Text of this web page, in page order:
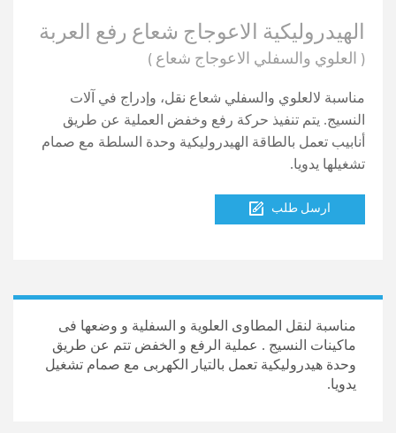
الهيدروليكية الاعوجاج شعاع رفع العربة
( العلوي والسفلي الاعوجاج شعاع )
مناسبة لالعلوي والسفلي شعاع نقل، وإدراج في آلات
النسيج. يتم تنفيذ حركة رفع وخفض العملية عن طريق
أنابيب تعمل بالطاقة الهيدروليكية وحدة السلطة مع صمام
تشغيلها يدويا.
ارسل طلب
مناسبة لنقل المطاوى العلوية و السفلية و وضعها فى
ماكينات النسيج . عملية الرفع و الخفض تتم عن طريق
وحدة هيدروليكية تعمل بالتيار الكهربى مع صمام تشغيل
يدويا.